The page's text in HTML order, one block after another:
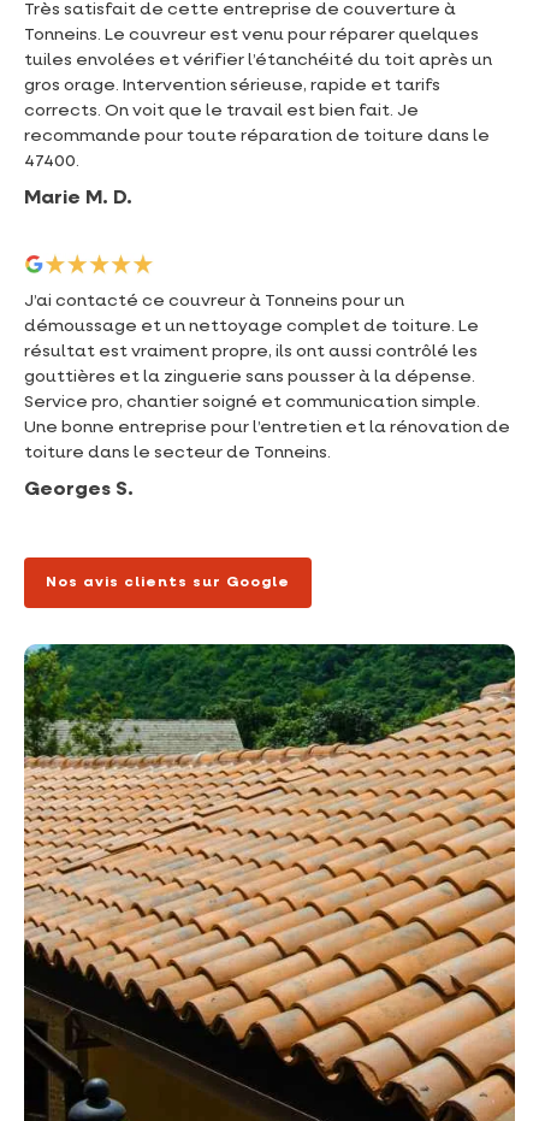
Très satisfait de cette entreprise de couverture à
Tonneins. Le couvreur est venu pour réparer quelques
tuiles envolées et vérifier l’étanchéité du toit après un
gros orage. Intervention sérieuse, rapide et tarifs
corrects. On voit que le travail est bien fait. Je
recommande pour toute réparation de toiture dans le
47400.
Marie M. D.
J’ai contacté ce couvreur à Tonneins pour un
démoussage et un nettoyage complet de toiture. Le
résultat est vraiment propre, ils ont aussi contrôlé les
gouttières et la zinguerie sans pousser à la dépense.
Service pro, chantier soigné et communication simple.
Une bonne entreprise pour l’entretien et la rénovation de
toiture dans le secteur de Tonneins.
Georges S.
Nos avis clients sur Google